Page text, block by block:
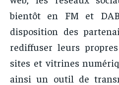
bientôt en FM et
disposition des
rediffuser leurs
sites et vitrines
ainsi un outil de